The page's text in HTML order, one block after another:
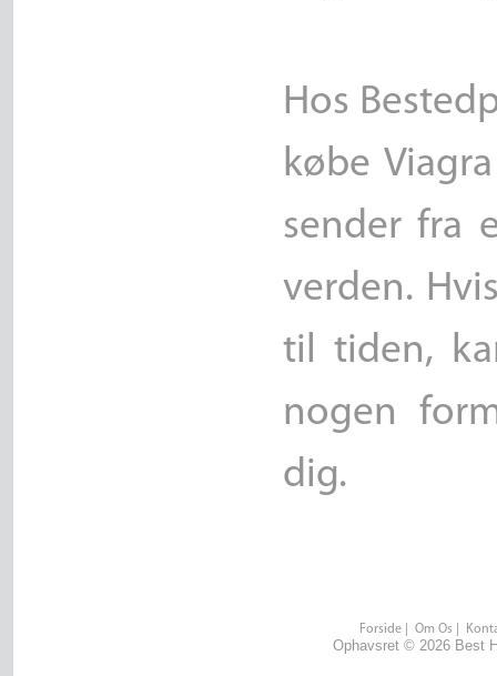
Hos
købe
sender fra
verden.
til tiden,
nogen
dig.
Forside| Om Os
Ophavsret © 2026 Best